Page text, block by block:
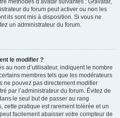
méthodes d’avatar suivantes : Gravatar,
du forum peut activer ou non les
ils sont mis à disposition. Si vous ne
un administrateur du forum.
le modifier ?
au nom d’utilisateur, indiquent le nombre
membres tels que les modérateurs
ne pouvez pas directement modifier
par l’administrateur du forum. Évitez de
le seul but de passer au rang
cette pratique est rarement tolérée et un
facilement abaisser votre compteur de